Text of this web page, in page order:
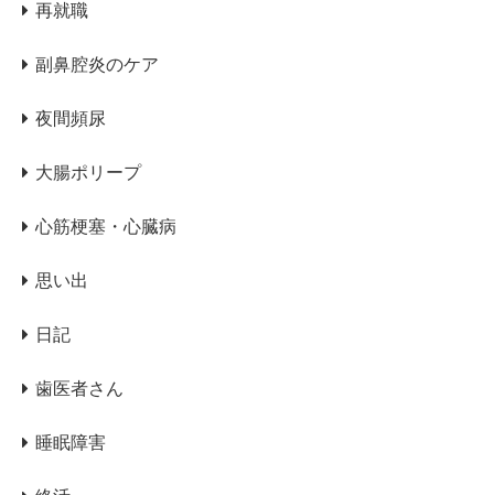
再就職
副鼻腔炎のケア
夜間頻尿
大腸ポリープ
心筋梗塞・心臓病
思い出
日記
歯医者さん
睡眠障害